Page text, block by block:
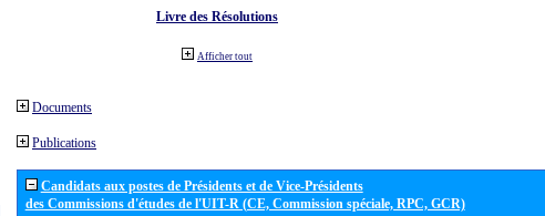
Livre des Résolutions
Afficher tout
Documents
Publications
Candidats aux postes de Présidents et de Vice-Présidents
des Commissions d'études de l'UIT-R (CE, Commission spéciale, RPC, GCR)